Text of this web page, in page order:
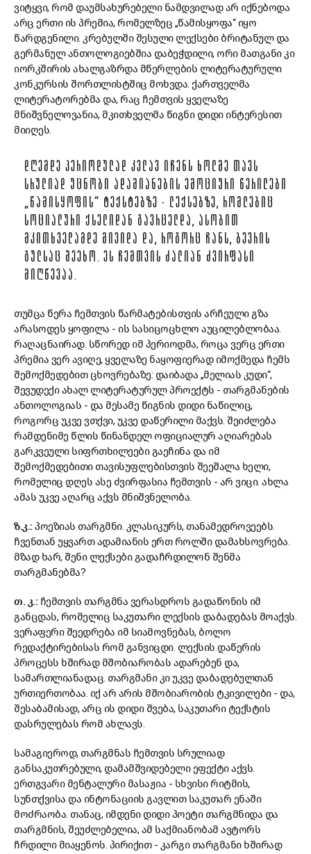
ვიტყვი, რომ დაუმსახურებელი ნამდვილად არ იქნებოდა
არც ერთი ის პრემია, რომელზეც „წამისყოფა“ იყო
წარდგენილი. კრებულში შესული ლექსები ბრიტანულ და
გერმანულ ანთოლოგიებშია დაბეჭდილი, ორი მათგანი კი
იორკშირის ახალგაზრდა მწერლების ლიტერატურული
კონკურსის შორთლისტშიც მოხვდა. ქართველმა
ლიტერატორებმა და, რაც ჩემთვის ყველაზე
მნიშვნელოვანია, მკითხველმა წიგნი დიდი ინტერესით
მიიღეს.
ᲓᲦᲔᲛᲓᲔ ᲞᲔᲠᲘᲝᲓᲣᲚᲐᲓ ᲙᲕᲚᲐᲕ ᲘᲩᲔᲜᲡ ᲮᲝᲚᲛᲔ ᲗᲐᲕᲡ
ᲡᲠᲣᲚᲘᲐᲓ ᲣᲪᲜᲝᲑᲘ ᲐᲓᲐᲛᲘᲐᲜᲔᲑᲘᲡ ᲔᲛᲝᲪᲘᲣᲠᲘ ᲬᲔᲠᲘᲚᲔᲑᲘ
„ᲬᲐᲛᲘᲡᲧᲝᲤᲘᲡ“ ᲢᲔᲥᲡᲢᲔᲑᲖᲔ - ᲚᲔᲥᲡᲔᲑᲖᲔ, ᲠᲝᲛᲚᲔᲑᲘᲪ
ᲡᲝᲪᲘᲐᲚᲣᲠᲘ ᲥᲡᲔᲚᲘᲓᲐᲜ ᲒᲐᲕᲠᲪᲔᲚᲓᲐ, ᲐᲡᲝᲑᲘᲗ
ᲛᲙᲘᲗᲮᲕᲔᲚᲐᲛᲓᲔ ᲛᲘᲕᲘᲓᲐ ᲓᲐ, ᲠᲝᲒᲝᲠᲪ ᲩᲐᲜᲡ, ᲑᲔᲕᲠᲘᲡ
ᲒᲣᲚᲡᲐᲪ ᲨᲔᲔᲮᲝ. ᲔᲡ ᲩᲔᲛᲗᲕᲘᲡ ᲫᲐᲚᲘᲐᲜ ᲫᲕᲘᲠᲤᲐᲡᲘ
ᲛᲘᲦᲬᲔᲕᲐᲐ.
თუმცა წერა ჩემთვის წარმატებისთვის არჩეული გზა
არასოდეს ყოფილა - ის სასიცოცხლო აუცილებლობაა.
რაღაცნაირად. სწორედ იმ პერიოდმა, როცა ვერც ერთი
პრემია ვერ ავიღე, ყველაზე ნაყოფიერად იმოქმედა ჩემს
შემოქმედებით ცხოვრებაზე: დაიბადა „მელიას კუდი“,
შევუდექი ახალ ლიტერატურულ პროექტს - თარგმანების
ანთოლოგიას - და მესამე წიგნის დიდი ნაწილიც,
როგორც უკვე ვთქვი, უკვე დაწერილი მაქვს. შეიძლება
რამდენიმე წლის წინანდელ ოფიციალურ აღიარებას
გარკვეული სიფრთხილეები გაეჩინა და იმ
შემოქმედებითი თავისუფლებისთვის შეეშალა ხელი,
რომელიც დღეს ასე ძვირფასია ჩემთვის - არ ვიცი. ახლა
ამას უკვე აღარც აქვს მნიშვნელობა.
ზ.კ.: პოეზიას თარგმნი. კლასიკურს, თანამედროვეებს.
ჩვენთან უყვართ ადამიანის ერთ როლში დამახსოვრება.
მზად ხარ, შენი ლექსები გადაჩრდილონ შენმა
თარგმანებმა?
თ. კ.: ჩემთვის თარგმნა ვერასდროს გადაწონის იმ
განცდას, რომელიც საკუთარი ლექსის დაბადებას მოაქვს.
ვერაფერი შეედრება იმ სიამოვნებას, ბოლო
რედაქტირებისას რომ განვიცდი. ლექსის დაწერის
პროცესს ხშირად მშობიარობას ადარებენ და,
სამართლიანადაც. თარგმანი კი უკვე დაბადებულთან
ურთიერთობაა. იქ არ არის მშობიარობის ტკივილები - და,
შესაბამისად, არც ის დიდი შვება, საკუთარი ტექსტის
დასრულებას რომ ახლავს.
სამაგიეროდ, თარგმნას ჩემთვის სრულიად
განსაკუთრებული, დამამშვიდებელი ეფექტი აქვს.
ერთგვარი მენტალური მასაჟია - სხვისი რიტმის,
სუნთქვისა და ინტონაციის გავლით საკუთარ ენაში
მოძრაობა. თანაც, იმდენი დიდი პოეტი თარგმნიდა და
თარგმნის, შეუძლებელია, ამ საქმიანობამ ავტორს
ჩრდილი მიაყენოს. პირიქით - კარგი თარგმანი ხშირად